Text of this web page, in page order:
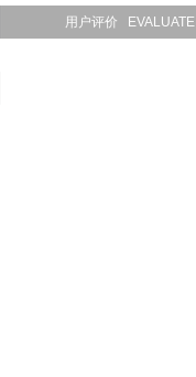
用户评价 EVALUATE